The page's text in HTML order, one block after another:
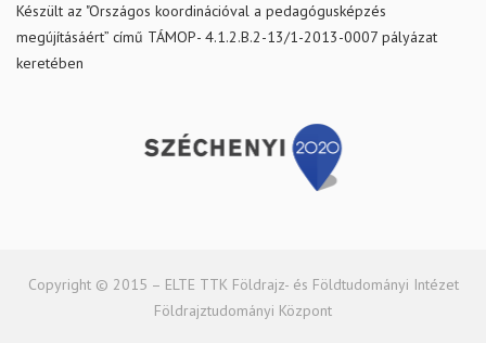
Készült az "Országos koordinációval a pedagógusképzés
megújításáért” című TÁMOP- 4.1.2.B.2-13/1-2013-0007 pályázat
keretében
Copyright © 2015 – ELTE TTK Földrajz- és Földtudományi Intézet
Földrajztudományi Központ